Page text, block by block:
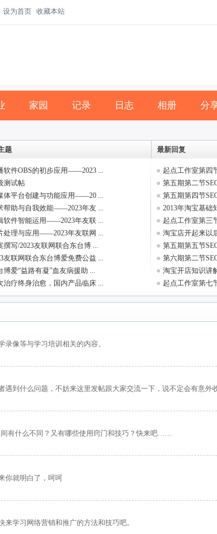
设为首页 收藏本站
家园 记录 日志 相册 分
题
软件OBS的初步应用——2023 ...
测试帖
体平台创建与功能应用——20 ...
帮助与自我效能——2023年友 ...
软件智能运用——2023年友联 ...
处理与应用——2023年友联网 ...
撰写/2023友联网联合东台博 ...
友联网联合东台博爱免费公益 ...
博爱“益路有凝”血友病援助 ...
治疗终身治愈，国内产品临床 ...
最新回复
起点工作室第四
第五期第二节
第五期第四节
2013年淘宝基础
起点工作室第三
淘宝店开起来以
第五期第五节
第六期第二节
淘宝开店知识讲
起点工作室第七
像等与学习培训相关的内容。
到什么问题，不妨来这里发帖跟大家交流一下，说不定会有意外
间有什么不同？又有哪些使用窍门和技巧？快来吧……
你就明白了，呵呵
学习网络营销和推广的方法和技巧吧。